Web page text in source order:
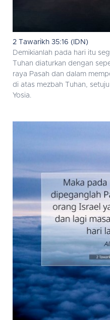
2 Tawarikh 35:16 (IDN)
Demikianlah pada hari itu
Tuhan diaturkan dengan
raya Pasah dan dalam
di atas mezbah Tuhan,
Yosia.